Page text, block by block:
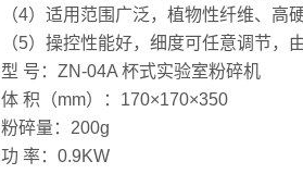
适用范围广泛，植物性纤维、高硬
操控性能好，细度可任意调节，由
：ZN-04A 杯式实验室粉碎机
（mm）：170×170×350
量：200g
：0.9KW